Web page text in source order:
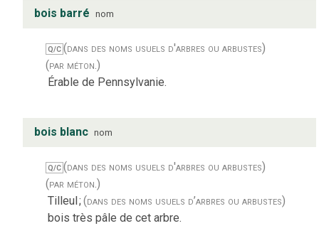
bois barré nom
Q/C (dans des noms usuels d'arbres ou arbustes)
(par méton.)
Érable de Pennsylvanie.
bois blanc nom
Q/C (dans des noms usuels d'arbres ou arbustes)
(par méton.)
Tilleul;(dans des noms usuels d’arbres ou arbustes)
bois très pâle de cet arbre.